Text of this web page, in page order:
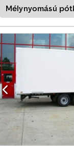
rakfelület-
illusztrációs fotók,
Mélynyomású